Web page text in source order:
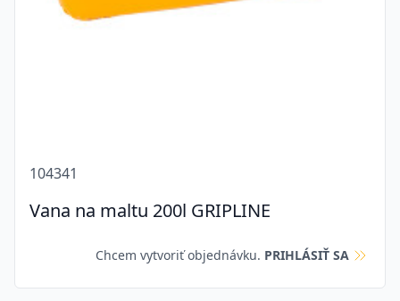
104341
Vana na maltu 200l GRIPLINE
Chcem vytvoriť objednávku. PRIHLÁSIŤ SA